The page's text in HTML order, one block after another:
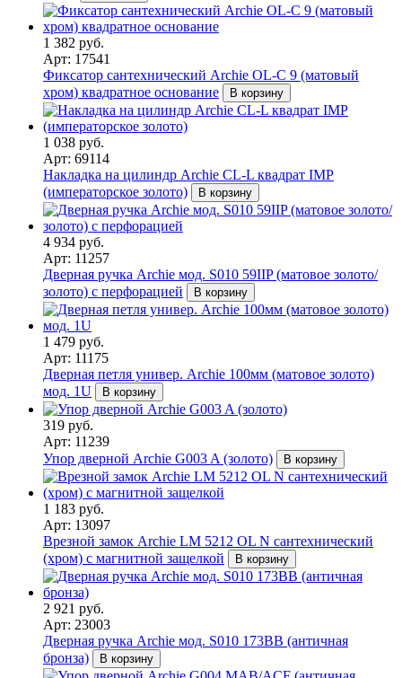
1 382 руб.
Арт: 17541
Фиксатор сантехнический Archie OL-C 9 (матовый
хром) квадратное основание
В корзину
1 038 руб.
Арт: 69114
Накладка на цилиндр Archie CL-L квадрат IMP
(императорское золото)
В корзину
4 934 руб.
Арт: 11257
Дверная ручка Archie мод. S010 59IIP (матовое золото/
золото) с перфорацией
В корзину
1 479 руб.
Арт: 11175
Дверная петля универ. Archie 100мм (матовое золото)
мод. 1U
В корзину
319 руб.
Арт: 11239
Упор дверной Archie G003 A (золото)
В корзину
1 183 руб.
Арт: 13097
Врезной замок Archie LM 5212 OL N сантехнический
(хром) с магнитной защелкой
В корзину
2 921 руб.
Арт: 23003
Дверная ручка Archie мод. S010 173BB (античная
бронза)
В корзину